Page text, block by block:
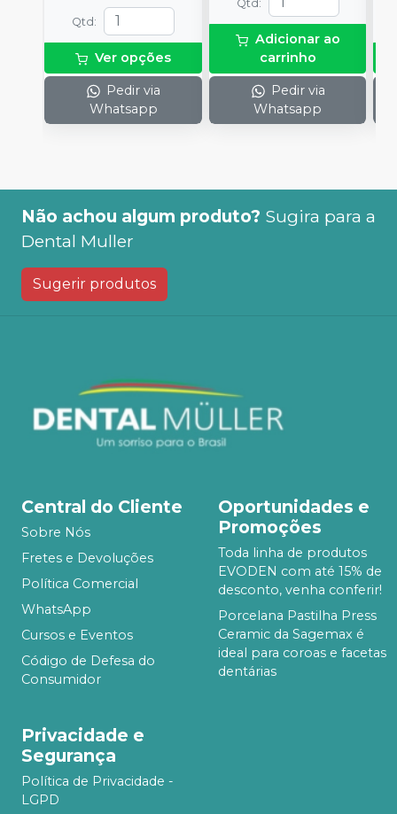
Qtd :
Ver opções
Pedir via
Whatsapp
Qtd :
Adicionar ao
carrinho
Pedir via
Whatsapp
Não achou algum produto? Sugira para a
Dental Muller
Sugerir produtos
Central do Cliente
Sobre Nós
Fretes e Devoluções
Política Comercial
WhatsApp
Cursos e Eventos
Código de Defesa do
Consumidor
Oportunidades e
Promoções
Toda linha de produtos
EVODEN com até 15% de
desconto, venha conferir!
Porcelana Pastilha Press
Ceramic da Sagemax é
ideal para coroas e facetas
dentárias
Privacidade e
Segurança
Política de Privacidade -
LGPD